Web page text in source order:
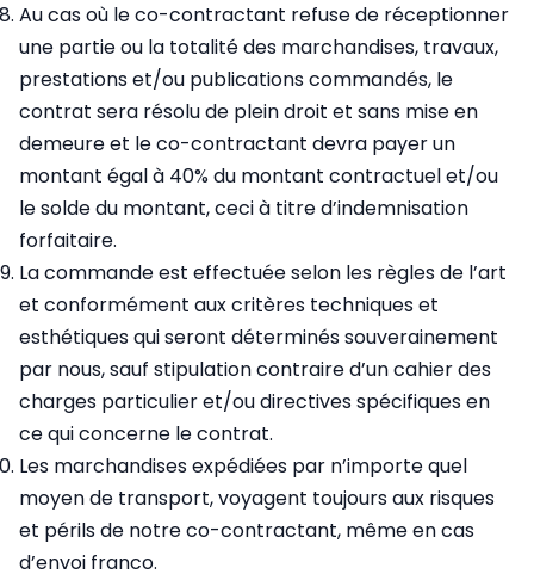
Au cas où le co-contractant refuse de réceptionner
une partie ou la totalité des marchandises, travaux,
prestations et/ou publications commandés, le
contrat sera résolu de plein droit et sans mise en
demeure et le co-contractant devra payer un
montant égal à 40% du montant contractuel et/ou
le solde du montant, ceci à titre d’indemnisation
forfaitaire.
La commande est effectuée selon les règles de l’art
et conformément aux critères techniques et
esthétiques qui seront déterminés souverainement
par nous, sauf stipulation contraire d’un cahier des
charges particulier et/ou directives spécifiques en
ce qui concerne le contrat.
Les marchandises expédiées par n’importe quel
moyen de transport, voyagent toujours aux risques
et périls de notre co-contractant, même en cas
d’envoi franco.